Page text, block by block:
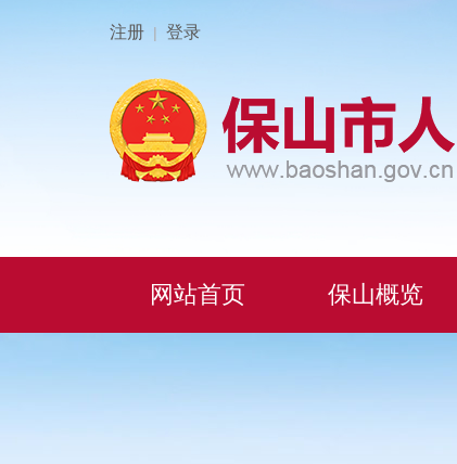
注册 | 登录
网站首页 保山概览